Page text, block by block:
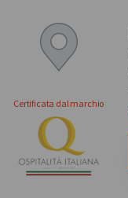
Certificata dal marchio